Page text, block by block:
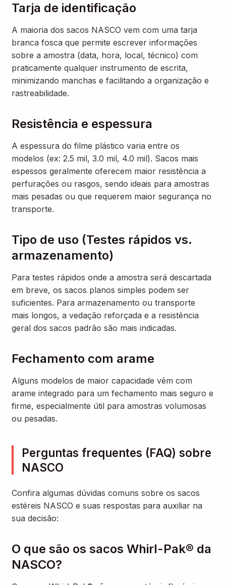
Tarja de identificação
A maioria dos sacos NASCO vem com uma tarja
branca fosca que permite escrever informações
sobre a amostra (data, hora, local, técnico) com
praticamente qualquer instrumento de escrita,
minimizando manchas e facilitando a organização e
rastreabilidade.
Resistência e espessura
A espessura do filme plástico varia entre os
modelos (ex: 2.5 mil, 3.0 mil, 4.0 mil). Sacos mais
espessos geralmente oferecem maior resistência a
perfurações ou rasgos, sendo ideais para amostras
mais pesadas ou que requerem maior segurança no
transporte.
Tipo de uso (Testes rápidos vs.
armazenamento)
Para testes rápidos onde a amostra será descartada
em breve, os sacos planos simples podem ser
suficientes. Para armazenamento ou transporte
mais longos, a vedação reforçada e a resistência
geral dos sacos padrão são mais indicadas.
Fechamento com arame
Alguns modelos de maior capacidade vêm com
arame integrado para um fechamento mais seguro e
firme, especialmente útil para amostras volumosas
ou pesadas.
Perguntas frequentes (FAQ) sobre
NASCO
Confira algumas dúvidas comuns sobre os sacos
estéreis NASCO e suas respostas para auxiliar na
sua decisão:
O que são os sacos Whirl-Pak® da
NASCO?